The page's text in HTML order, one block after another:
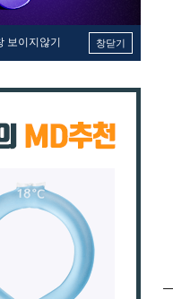
보이지않기 창닫기